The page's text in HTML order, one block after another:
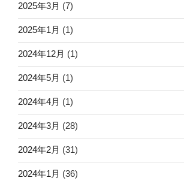
2025年3月 (7)
2025年1月 (1)
2024年12月 (1)
2024年5月 (1)
2024年4月 (1)
2024年3月 (28)
2024年2月 (31)
2024年1月 (36)